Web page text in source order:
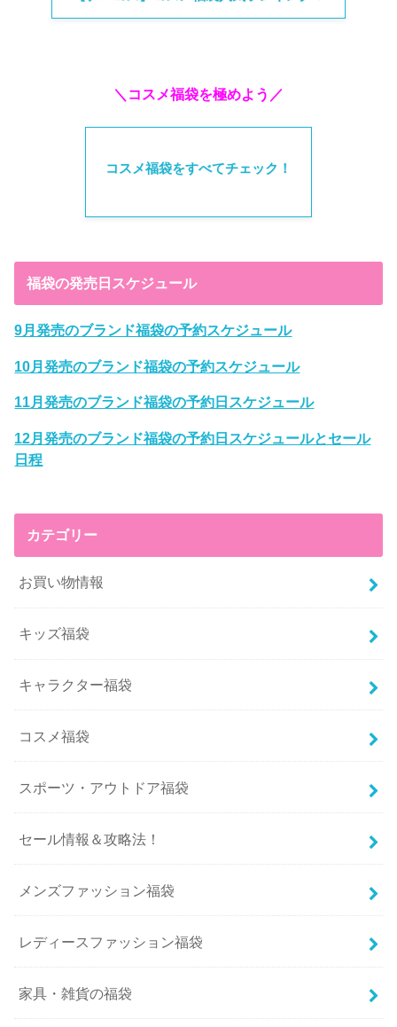
＼コスメ福袋を極めよう／
コスメ福袋をすべてチェック！
福袋の発売日スケジュール
9月発売のブランド福袋の予約スケジュール
10月発売のブランド福袋の予約スケジュール
11月発売のブランド福袋の予約日スケジュール
12月発売のブランド福袋の予約日スケジュールとセール
日程
カテゴリー
お買い物情報
キッズ福袋
キャラクター福袋
コスメ福袋
スポーツ・アウトドア福袋
セール情報＆攻略法！
メンズファッション福袋
レディースファッション福袋
家具・雑貨の福袋